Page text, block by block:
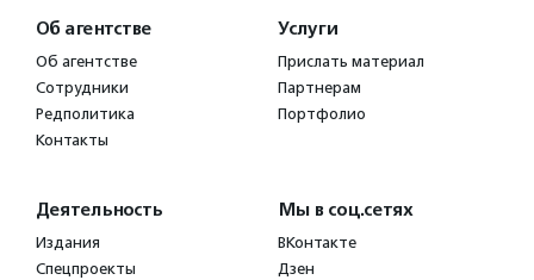
Об агентстве
Об агентстве
Сотрудники
Редполитика
Контакты
Услуги
Прислать материал
Партнерам
Портфолио
Деятельность
Издания
Спецпроекты
Мы в соц.сетях
ВКонтакте
Дзен